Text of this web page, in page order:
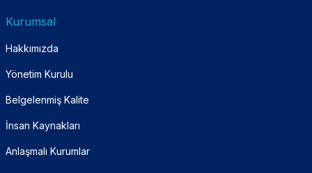
Kurumsal
Hakkımızda
Yönetim Kurulu
Belgelenmiş Kalite
İnsan Kaynakları
Anlaşmalı Kurumlar